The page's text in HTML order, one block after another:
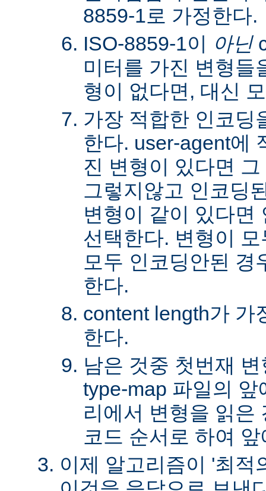
8859-1로 가정한다.
ISO-8859-1이 아닌
미터를 가진 변형들
형이 없다면, 대신
가장 적합한 인코딩
한다. user-agent에
진 변형이 있다면
그렇지않고 인코딩
변형이 같이 있다면
선택한다. 변형이
모두 인코딩안된 경
한다.
content length가 가
한다.
남은 것중 첫번재
type-map 파일의
리에서 변형을 읽은
코드 순서로 하여
이제 알고리즘이 '최적